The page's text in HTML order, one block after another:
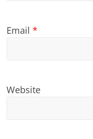
Email*
Website